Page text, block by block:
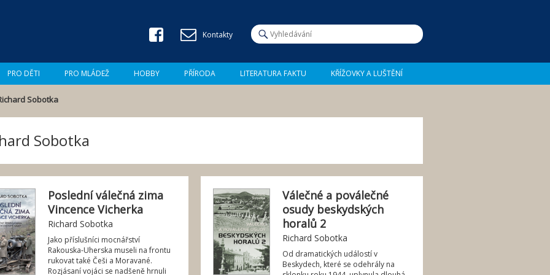
V
y
á
v
á
n
í
H
l
d
a
Kontakty
PRO DĚTI PRO MLÁDEŽ HOBBY PŘÍRODA LITERATURA FAKTU KŘÍŽOVKY A LUŠTĚNÍ
Sobotka
Sobotka
Poslední válečná zima
Vincence Vicherka
Richard Sobotka
Jako příslušníci mocnářství
Rakouska-Uherska museli na frontu
rukovat také Češi a Moravané.
Rozjásaní vojáci se nadšeně hrnuli
Válečné a poválečné
osudy beskydských
horalů 2
Richard Sobotka
Od dramatických událostí v
Beskydech, které se odehrály na